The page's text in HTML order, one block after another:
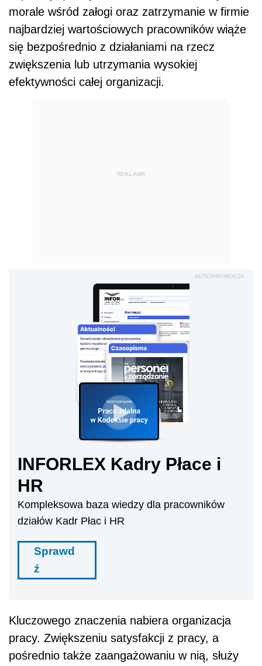
morale wśród załogi oraz zatrzymanie w firmie
najbardziej wartościowych pracowników wiąże
się bezpośrednio z działaniami na rzecz
zwiększenia lub utrzymania wysokiej
efektywności całej organizacji.
REKLAMA
AUTOPROMOCJA
INFORLEX Kadry Płace i
HR
Kompleksowa baza wiedzy dla pracowników
działów Kadr Płac i HR
Sprawd
ź
Kluczowego znaczenia nabiera organizacja
pracy. Zwiększeniu satysfakcji z pracy, a
pośrednio także zaangażowaniu w nią, służy